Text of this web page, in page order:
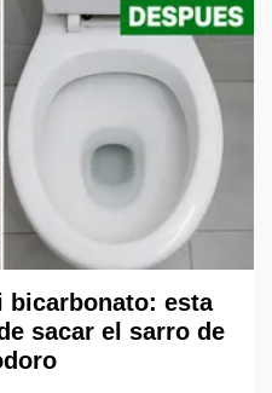
bicarbonato: esta
sacar el sarro de